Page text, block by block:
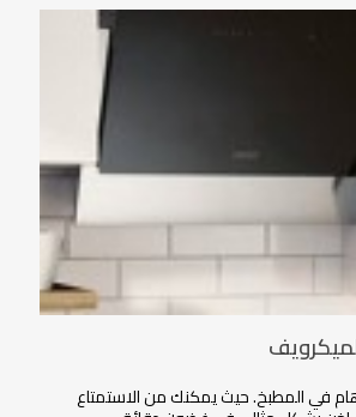
في المطبخ. حيث يمكنك من الاستمتاع